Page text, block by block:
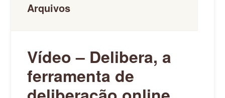
Arquivos
Vídeo – Delibera, a
ferramenta de